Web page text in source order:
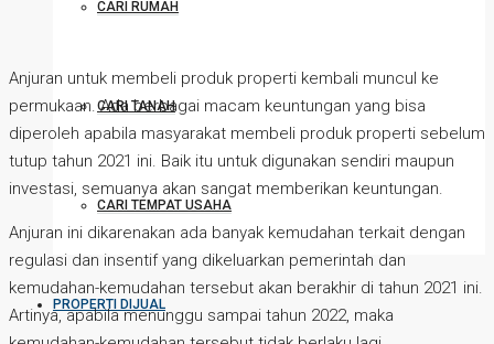
CARI RUMAH
CARI TANAH
CARI TEMPAT USAHA
PROPERTI DIJUAL
Anjuran untuk membeli produk properti kembali muncul ke
permukaan. Ada berbagai macam keuntungan yang bisa
diperoleh apabila masyarakat membeli produk properti sebelum
tutup tahun 2021 ini. Baik itu untuk digunakan sendiri maupun
investasi, semuanya akan sangat memberikan keuntungan.
Anjuran ini dikarenakan ada banyak kemudahan terkait dengan
regulasi dan insentif yang dikeluarkan pemerintah dan
kemudahan-kemudahan tersebut akan berakhir di tahun 2021 ini.
Artinya, apabila menunggu sampai tahun 2022, maka